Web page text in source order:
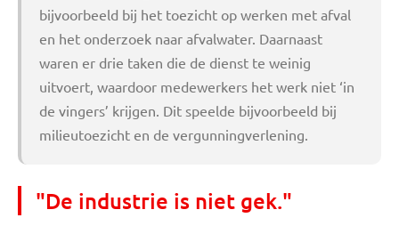
bijvoorbeeld bij het toezicht op werken met afval
en het onderzoek naar afvalwater. Daarnaast
waren er drie taken die de dienst te weinig
uitvoert, waardoor medewerkers het werk niet ‘in
de vingers’ krijgen. Dit speelde bijvoorbeeld bij
milieutoezicht en de vergunningverlening.
"De industrie is niet gek."